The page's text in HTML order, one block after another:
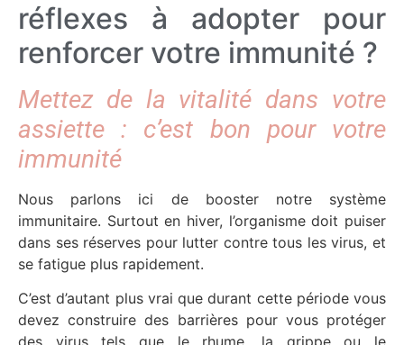
réflexes à adopter pour
renforcer votre immunité ?
Mettez de la vitalité dans votre
assiette : c’est bon pour votre
immunité
Nous parlons ici de booster notre système
immunitaire. Surtout en hiver, l’organisme doit puiser
dans ses réserves pour lutter contre tous les virus, et
se fatigue plus rapidement.
C’est d’autant plus vrai que durant cette période vous
devez construire des barrières pour vous protéger
des virus tels que le rhume, la grippe ou le